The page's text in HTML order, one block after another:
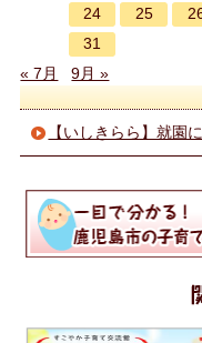
24
25
31
« 7月
9月 »
【いしきらら】就園